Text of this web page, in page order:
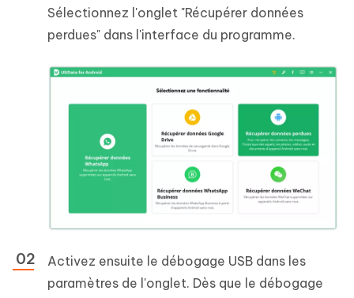
Sélectionnez l'onglet "Récupérer données
perdues" dans l'interface du programme.
Activez ensuite le débogage USB dans les
paramètres de l'onglet. Dès que le débogage